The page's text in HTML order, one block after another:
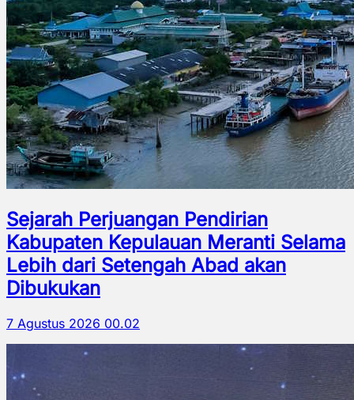
Sejarah Perjuangan Pendirian
Kabupaten Kepulauan Meranti Selama
Lebih dari Setengah Abad akan
Dibukukan
7 Agustus 2026 00.02